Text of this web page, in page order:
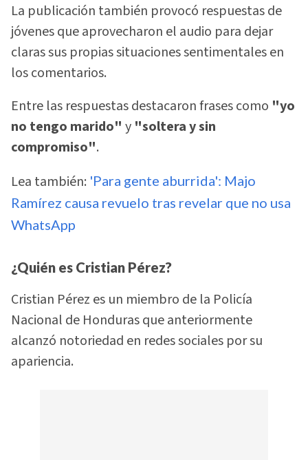
La publicación también provocó respuestas de
jóvenes que aprovecharon el audio para dejar
claras sus propias situaciones sentimentales en
los comentarios.
Entre las respuestas destacaron frases como "yo
no tengo marido" y "soltera y sin
compromiso".
Lea también: 'Para gente aburrida': Majo
Ramírez causa revuelo tras revelar que no usa
WhatsApp
¿Quién es Cristian Pérez?
Cristian Pérez es un miembro de la Policía
Nacional de Honduras que anteriormente
alcanzó notoriedad en redes sociales por su
apariencia.